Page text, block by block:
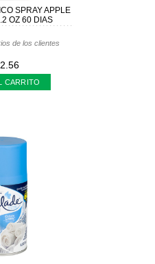
SPRAY APPLE
OZ 60 DIAS
de los clientes
CARRITO